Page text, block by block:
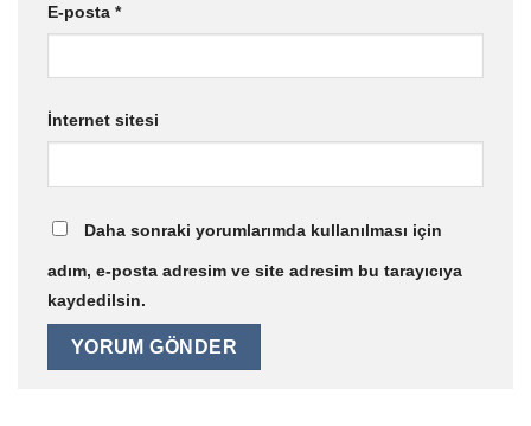
E-posta *
İnternet sitesi
Daha sonraki yorumlarımda kullanılması için
adım, e-posta adresim ve site adresim bu tarayıcıya
kaydedilsin.